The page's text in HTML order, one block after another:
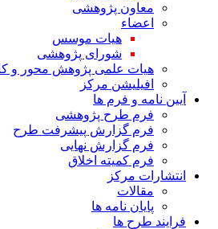
معاون پژوهشی
اعضاء
هیات موسس
شورای پژوهشی
هیات علمی پژوهش محور و
افیلیشن مرکز
آیین نامه و فرم ها
فرم طرح پژوهشی
فرم گزارش پیشرفت طرح
فرم گزارش نهایی
فرم کمیته اخلاق
انتشارات مرکز
مقالات
پایان نامه ها
فرایند طرح ها